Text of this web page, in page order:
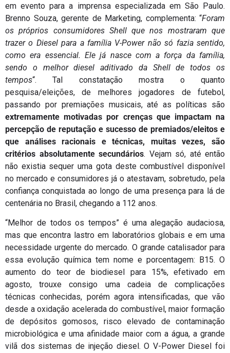
em evento para a imprensa especializada em São Paulo.
Brenno Souza, gerente de Marketing, complementa: “Foram
os próprios consumidores Shell que nos mostraram que
trazer o Diesel para a família V-Power não só fazia sentido,
como era essencial. Ele já nasce com a força da família,
sendo o melhor diesel aditivado da Shell de todos os
tempos“. Tal constatação mostra o quanto
pesquisa/eleições, de melhores jogadores de futebol,
passando por premiações musicais, até as políticas são
extremamente motivadas por crenças que impactam na
percepção de reputação e sucesso de premiados/eleitos e
que análises racionais e técnicas, muitas vezes, são
critérios absolutamente secundários. Vejam só, até então
não existia sequer uma gota deste combustível disponível
no mercado e consumidores já o atestavam, sobretudo, pela
confiança conquistada ao longo de uma presença para lá de
centenária no Brasil, chegando a 112 anos.
“Melhor de todos os tempos” é uma alegação audaciosa,
mas que encontra lastro em laboratórios globais e em uma
necessidade urgente do mercado. O grande catalisador para
essa evolução química tem nome e porcentagem: B15. O
aumento do teor de biodiesel para 15%, efetivado em
agosto, trouxe consigo uma cadeia de complicações
técnicas conhecidas, porém agora intensificadas, que vão
desde a oxidação acelerada do combustível, maior formação
de depósitos gomosos, risco elevado de contaminação
microbiológica e uma afinidade maior com a água, a grande
vilã dos sistemas de injeção diesel. O V-Power Diesel foi